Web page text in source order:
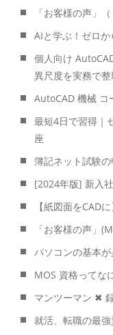
「お客様の声」（
AIと学ぶ！ゼロ
個人向け
異尺度を実務で整
AutoCAD 機械 コ
最短4日で習得｜
座
簿記ネット試験
[2024年版] 新入
【紙図面をCAD
「お客様の声」
パソコンの基本
MOS 資格ってな
マンツーマン ✖
就活、転職の最